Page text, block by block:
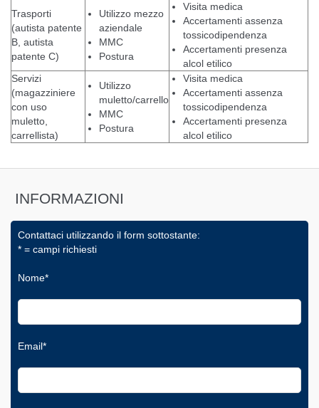
Trasporti
(autista patente
B, autista
patente C)
Utilizzo mezzo
aziendale
MMC
Postura
Visita medica
Accertamenti assenza
tossicodipendenza
Accertamenti presenza
alcol etilico
Servizi
(magazziniere
con uso
muletto,
carrellista)
Utilizzo
muletto/carrello
MMC
Postura
Visita medica
Accertamenti assenza
tossicodipendenza
Accertamenti presenza
alcol etilico
INFORMAZIONI
Contattaci utilizzando il form sottostante:
* = campi richiesti
Nome*
Email*